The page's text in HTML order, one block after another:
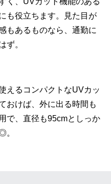
も役立ちます。見た目が
もあるものなら、通勤に
ず。
えるコンパクトなUVカッ
おけば、外に出る時間も
で、直径も95cmとしっか
。